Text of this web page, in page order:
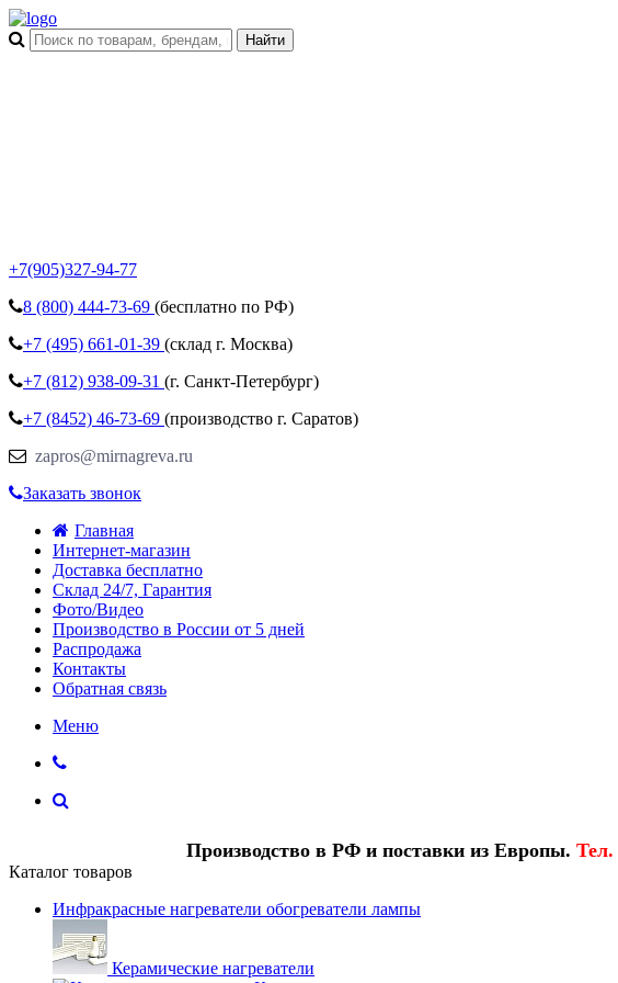
+7(905)327-94-77
8 (800) 444-73-69 (бесплатно по РФ)
+7 (495) 661-01-39 (склад г. Москва)
+7 (812) 938-09-31 (г. Санкт-Петербург)
+7 (8452) 46-73-69 (производство г. Саратов)
zapros@mirnagreva.ru
Заказать звонок
Главная
Интернет-магазин
Доставка бесплатно
Склад 24/7, Гарантия
Фото/Видео
Производство в России от 5 дней
Распродажа
Контакты
Обратная связь
Меню
Производство в РФ и поставки из Европы. Тел.
Каталог товаров
Инфракрасные нагреватели обогреватели лампы
Керамические нагреватели